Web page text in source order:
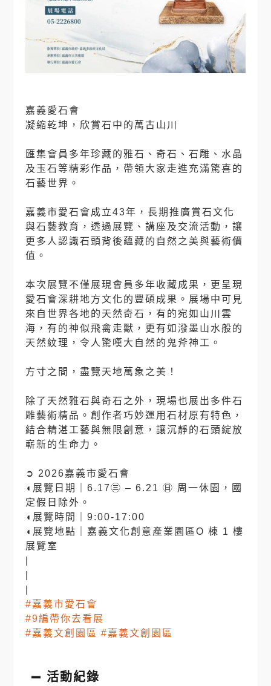
嘉義愛石會
凝縮乾坤，欣賞石中的萬古山川
匯集會員多年珍藏的雅石、奇石、石雕、水晶
及玉石等精彩作品，帶領大家走進充滿驚喜的
石藝世界。
嘉義市愛石會成立43年，長期推廣賞石文化
與石藝教育，透過展覽、講座及交流活動，讓
更多人認識石頭背後蘊藏的自然之美與藝術價
值。
本次展覽不僅展現會員多年收藏成果，更呈現
愛石會深耕地方文化的豐碩成果。展場中可見
來自世界各地的天然奇石，有的宛如山川雲
海，有的神似飛禽走獸，更有如潑墨山水般的
天然紋理，令人驚嘆大自然的鬼斧神工。
方寸之間，盡覽天地萬象之美！
除了天然雅石與奇石之外，現場也展出多件石
雕藝術精品。創作者巧妙運用石材原有特色，
結合精湛工藝與無限創意，讓沉靜的石頭綻放
嶄新的生命力。
➲ 2026嘉義市愛石會
◖展覽日期｜6.17㊂ – 6.21 ㊐ 周一休園，國
定假日除外。
◖展覽時間｜9:00-17:00
◖展覽地點｜嘉義文化創意產業園區O 棟 1 樓
展覽室
#嘉義市愛石會
#9編帶你去看展
#嘉義文創園區
#嘉義文創園區
活動紀錄